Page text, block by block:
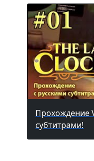
Прохождение
субтитрами!